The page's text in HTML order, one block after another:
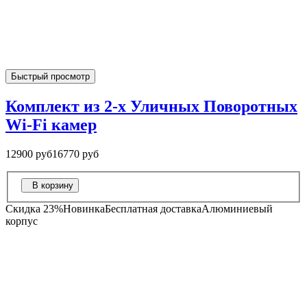
Быстрый просмотр
Комплект из 2-х Уличных Поворотных
Wi-Fi камер
12900 руб16770 руб
В корзину
Скидка 23%НовинкаБесплатная доставкаАлюминиевый
корпус